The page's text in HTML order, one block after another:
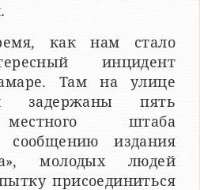
.
как нам стало
инцидент
Там на улице
задержаны пять
штаба
сообщению издания
молодых людей
присоединиться